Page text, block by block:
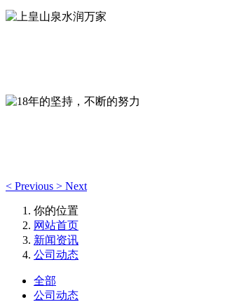
< Previous > Next
你的位置
网站首页
新闻资讯
公司动态
全部
公司动态